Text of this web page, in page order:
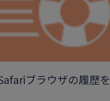
ブラウザの履歴を